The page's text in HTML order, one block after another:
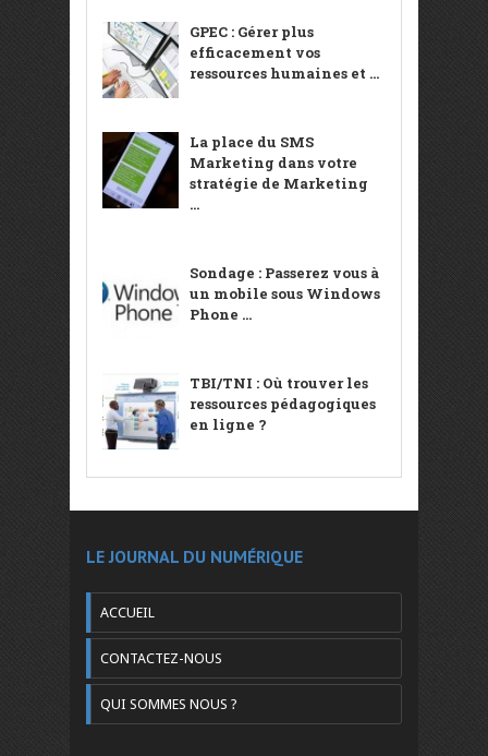
GPEC : Gérer plus
efficacement vos
ressources humaines et ...
La place du SMS
Marketing dans votre
stratégie de Marketing
...
Sondage : Passerez vous à
un mobile sous Windows
Phone ...
TBI/TNI : Où trouver les
ressources pédagogiques
en ligne ?
LE JOURNAL DU NUMÉRIQUE
ACCUEIL
CONTACTEZ-NOUS
QUI SOMMES NOUS ?